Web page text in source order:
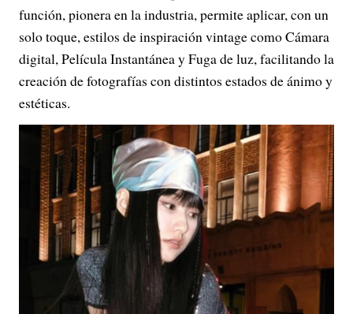
función, pionera en la industria, permite aplicar, con un
solo toque, estilos de inspiración vintage como Cámara
digital, Película Instantánea y Fuga de luz, facilitando la
creación de fotografías con distintos estados de ánimo y
estéticas.